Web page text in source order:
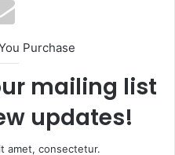
Purchase
mailing list
updates!
amet, consectetur.